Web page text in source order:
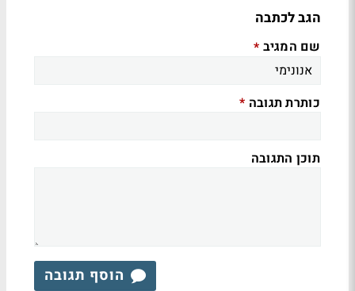
הגב לכתבה
שם המגיב *
כותרת תגובה *
תוכן התגובה
הוסף תגובה